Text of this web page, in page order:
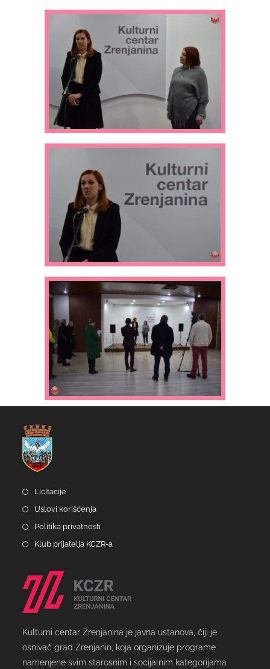
Licitacije
Uslovi korišćenja
Politika privatnosti
Klub prijatelja KCZR-a
Kulturni centar Zrenjanina je javna ustanova, čiji je
osnivač grad Zrenjanin, koja organizuje programe
namenjene svim starosnim i socijalnim kategorijama